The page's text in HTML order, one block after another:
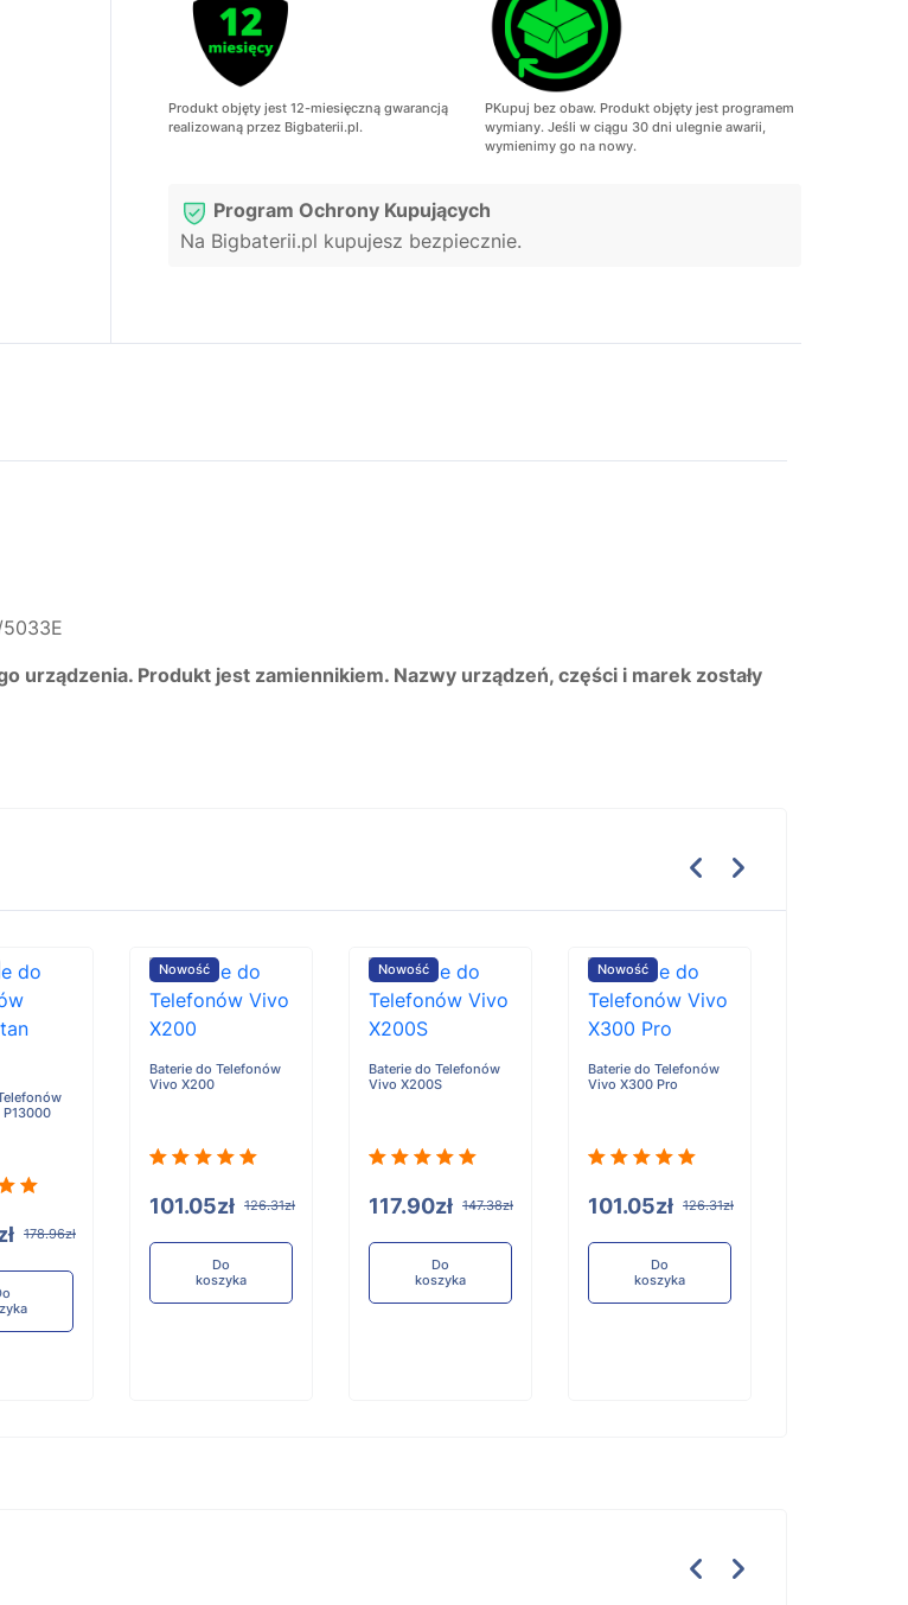
Produkt objęty jest 12-miesięczną gwarancją
realizowaną przez Bigbaterii.pl.
PKupuj bez obaw. Produkt objęty jest programem
wymiany. Jeśli w ciągu 30 dni ulegnie awarii,
wymienimy go na nowy.
Program Ochrony Kupujących
Na Bigbaterii.pl kupujesz bezpiecznie.
urządzenia. Produkt jest zamiennikiem. Nazwy urządzeń, części i marek zostały
178.96zł
Nowość
Baterie do Telefonów
Vivo X200
101.05zł 126.31zł
Do
koszyka
Nowość
Baterie do Telefonów
Vivo X200S
117.90zł 147.38zł
Do
koszyka
Nowość
Baterie do Telefonów
Vivo X300 Pro
101.05zł 126.31zł
Do
koszyka